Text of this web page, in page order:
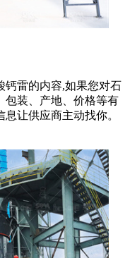
钙雷的内容,如果您对石
包装、产地、价格等有
让供应商主动找你。